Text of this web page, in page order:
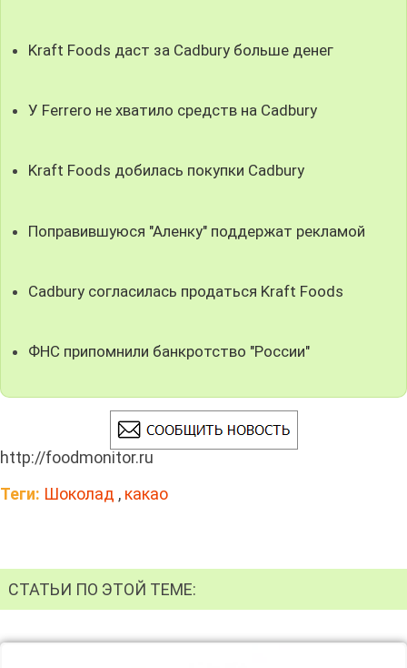
Kraft Foods даст за Cadbury больше денег
У Ferrero не хватило средств на Cadbury
Kraft Foods добилась покупки Cadbury
Поправившуюся "Аленку" поддержат рекламой
Cadbury согласилась продаться Kraft Foods
ФНС припомнили банкротство "России"
http://foodmonitor.ru
Теги: Шоколад , какао
СТАТЬИ ПО ЭТОЙ ТЕМЕ: